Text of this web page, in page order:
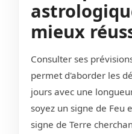
mieux
Consulter ses
permet d'aborder les
jours avec une
soyez un signe de Feu
signe de Terre